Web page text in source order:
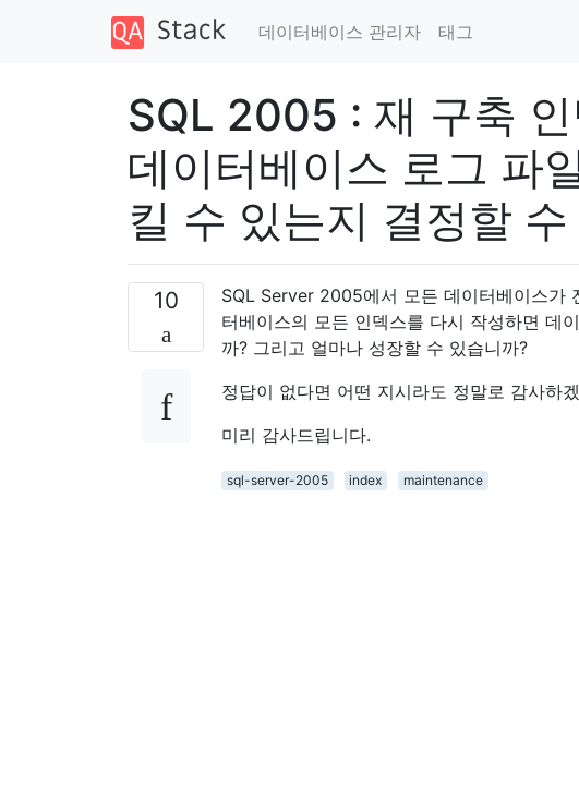
데이터베이스 관리자 태그
SQL 2005 : 재 구축
데이터베이스 로그 파
킬 수 있는지 결정할
10
SQL Server 2005에서 모든 데이터베이스가
터베이스의 모든 인덱스를 다시 작성하면 데
까? 그리고 얼마나 성장할 수 있습니까?
정답이 없다면 어떤 지시라도 정말로 감사하
미리 감사드립니다.
sql-server-2005 index maintenance